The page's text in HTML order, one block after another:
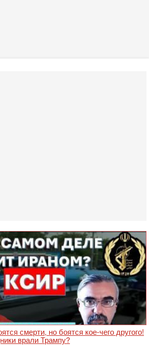
смерти, но боятся кое-чего другого!
врали Трампу?